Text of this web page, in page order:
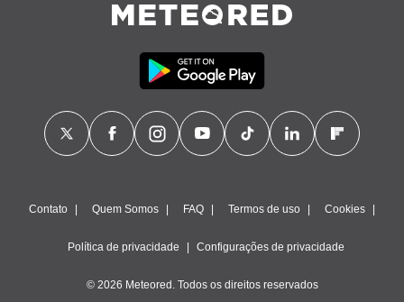
Contato Quem Somos FAQ Termos de uso Cookies
Política de privacidade Configurações de privacidade
© 2026 Meteored. Todos os direitos reservados